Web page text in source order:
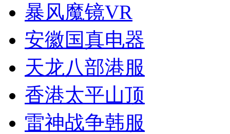
暴风魔镜VR
安徽国真电器
天龙八部港服
香港太平山顶
雷神战争韩服